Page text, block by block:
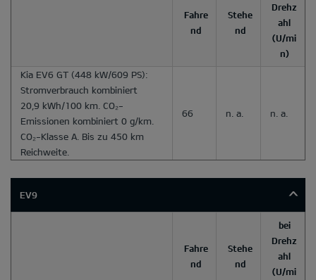
Fahre
nd
Stehe
nd
Drehz
ahl
(U/mi
n)
Kia EV6 GT (448 kW/609 PS):
Stromverbrauch kombiniert
20,9 kWh/100 km. CO₂-
Emissionen kombiniert 0 g/km.
CO₂-Klasse A. Bis zu 450 km
Reichweite.
66 n. a. n. a.
EV9
Fahre
nd
Stehe
nd
bei
Drehz
ahl
(U/mi